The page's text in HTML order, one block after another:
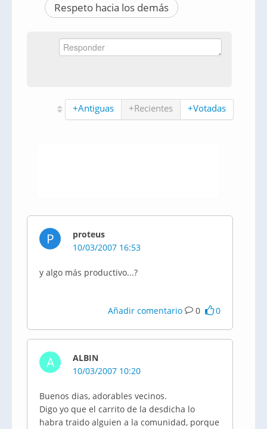
Respeto hacia los demás
+Antiguas +Recientes +Votadas
P
proteus
10/03/2007 16:53
y algo más productivo...?
Añadir comentario 0 0
A
ALBIN
10/03/2007 10:20
Buenos dias, adorables vecinos.
Digo yo que el carrito de la desdicha lo
habra traido alguien a la comunidad, porque